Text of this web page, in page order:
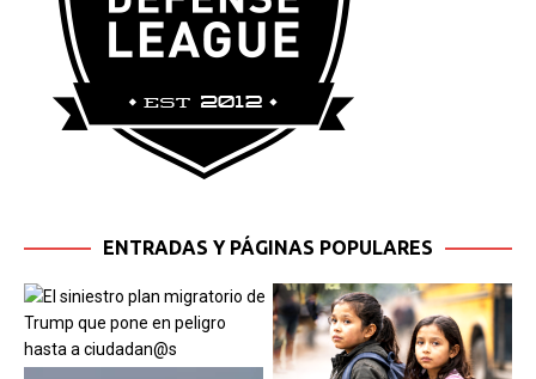
ENTRADAS Y PÁGINAS POPULARES